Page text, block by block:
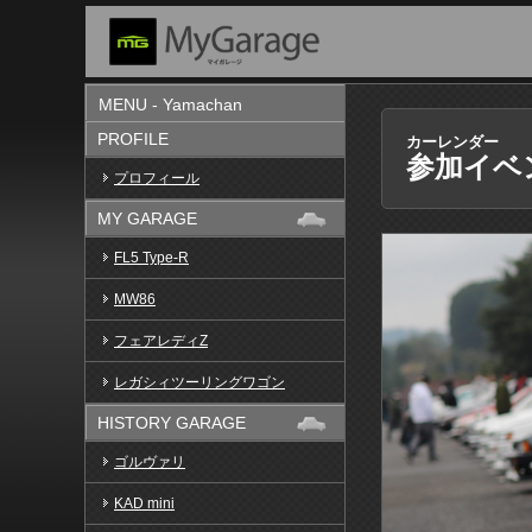
MENU - Yamachan
PROFILE
プロフィール
MY GARAGE
FL5 Type-R
MW86
フェアレディZ
レガシィツーリングワゴン
HISTORY GARAGE
ゴルヴァリ
KAD mini
カーレンダー
参加イベ